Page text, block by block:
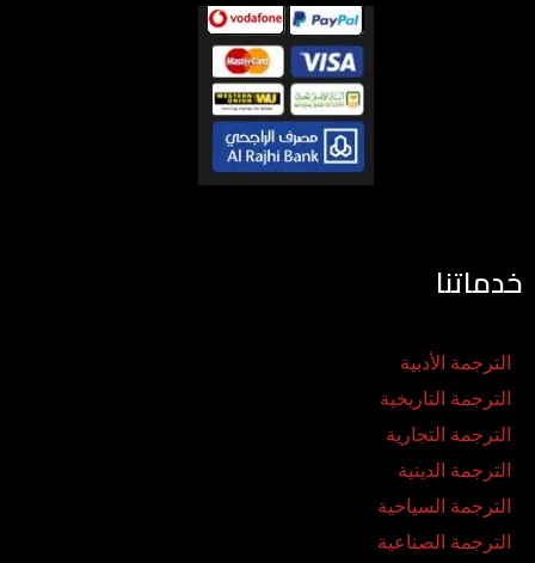
خدماتنا
الترجمة الأدبية
الترجمة التاريخية
الترجمة التجارية
الترجمة الدينية
الترجمة السياحية
الترجمة الصناعية